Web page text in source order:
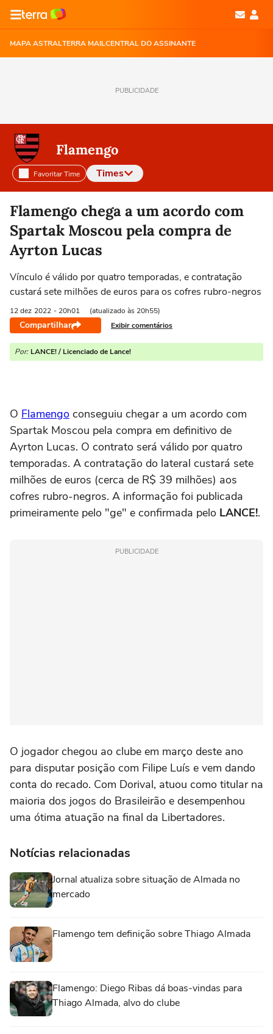
MAPA ASTRALTERRA MAILCENTRAL DO ASSINANTE
PUBLICIDADE
Flamengo
Favoritar Time Times
Selecione o time para ver as notícias
Flamengo chega a um acordo com
Spartak Moscou pela compra de
Ayrton Lucas
Vínculo é válido por quatro temporadas, e contratação
custará sete milhões de euros para os cofres rubro-negros
12 dez 2022 - 20h01 (atualizado às 20h55)
Compartilhar Exibir comentários
Por: LANCE! / Licenciado de Lance!
O Flamengo conseguiu chegar a um acordo com
Spartak Moscou pela compra em definitivo de
Ayrton Lucas. O contrato será válido por quatro
temporadas. A contratação do lateral custará sete
milhões de euros (cerca de R$ 39 milhões) aos
cofres rubro-negros. A informação foi publicada
primeiramente pelo "ge" e confirmada pelo LANCE!.
PUBLICIDADE
O jogador chegou ao clube em março deste ano
para disputar posição com Filipe Luís e vem dando
conta do recado. Com Dorival, atuou como titular na
maioria dos jogos do Brasileirão e desempenhou
uma ótima atuação na final da Libertadores.
Notícias relacionadas
Jornal atualiza sobre situação de Almada no
mercado
Flamengo tem definição sobre Thiago Almada
Flamengo: Diego Ribas dá boas-vindas para
Thiago Almada, alvo do clube